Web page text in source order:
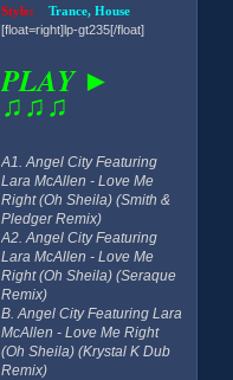
Style:Trance, House
[float=right]lp-gt235[/float]
PLAY ►
♫♫♫
A1. Angel City Featuring
Lara McAllen - Love Me
Right (Oh Sheila) (Smith &
Pledger Remix)
A2. Angel City Featuring
Lara McAllen - Love Me
Right (Oh Sheila) (Seraque
Remix)
B. Angel City Featuring Lara
McAllen - Love Me Right
(Oh Sheila) (Krystal K Dub
Remix)